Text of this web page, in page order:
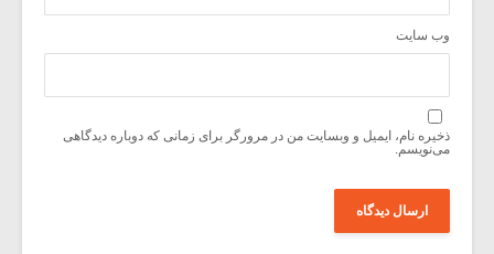
وب‌ سایت
ذخیره نام، ایمیل و وبسایت من در مرورگر برای زمانی که دوباره دیدگاهی
می‌نویسم.